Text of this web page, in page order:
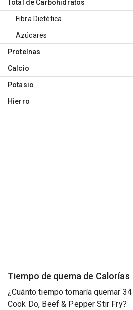
Total de Carbohidratos
Fibra Dietética
Azúcares
Proteínas
Calcio
Potasio
Hierro
Tiempo de quema de Calorías
¿Cuánto tiempo tomaría quemar
Cook Do, Beef & Pepper Stir Fry?